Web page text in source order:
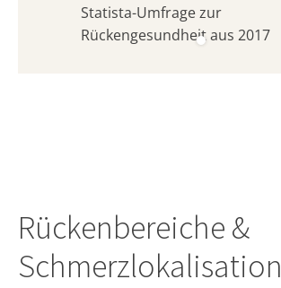
Statista-Umfrage zur
Rückengesundheit aus 2017
Rückenbereiche &
Schmerzlokalisation